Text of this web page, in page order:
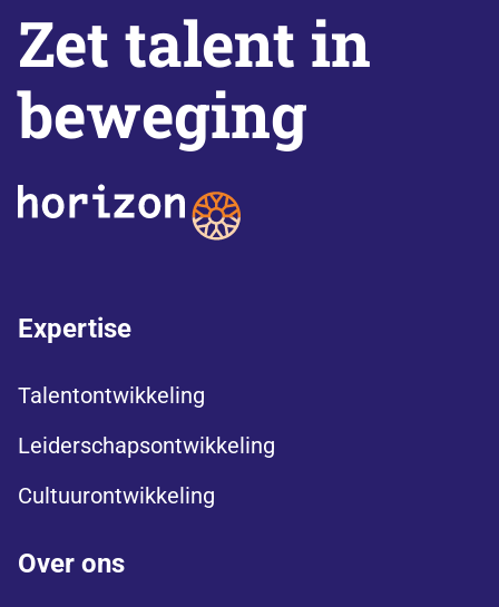
Zet talent in
beweging
Expertise
Talentontwikkeling
Leiderschapsontwikkeling
Cultuurontwikkeling
Over ons